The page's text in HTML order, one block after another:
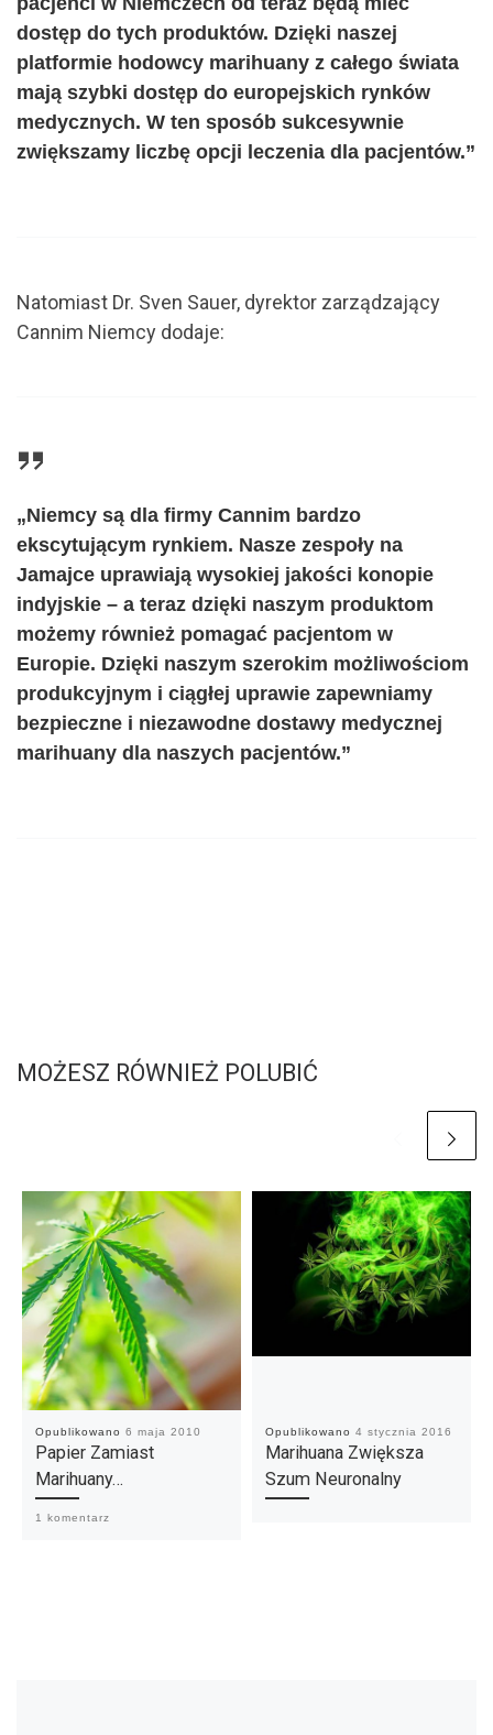
dostęp do tych produktów. Dzięki naszej
platformie hodowcy marihuany z całego świata
mają szybki dostęp do europejskich rynków
medycznych. W ten sposób sukcesywnie
zwiększamy liczbę opcji leczenia dla pacjentów.”
Natomiast Dr. Sven Sauer, dyrektor zarządzający
Cannim Niemcy dodaje:
„Niemcy są dla firmy Cannim bardzo
ekscytującym rynkiem. Nasze zespoły na
Jamajce uprawiają wysokiej jakości konopie
indyjskie – a teraz dzięki naszym produktom
możemy również pomagać pacjentom w
Europie. Dzięki naszym szerokim możliwościom
produkcyjnym i ciągłej uprawie zapewniamy
bezpieczne i niezawodne dostawy medycznej
marihuany dla naszych pacjentów.”
MOŻESZ RÓWNIEŻ POLUBIĆ
Opublikowano 6 maja 2010
Papier Zamiast
Marihuany…
1 komentarz
Opublikowano 4 stycznia 2016
Marihuana Zwiększa
Szum Neuronalny